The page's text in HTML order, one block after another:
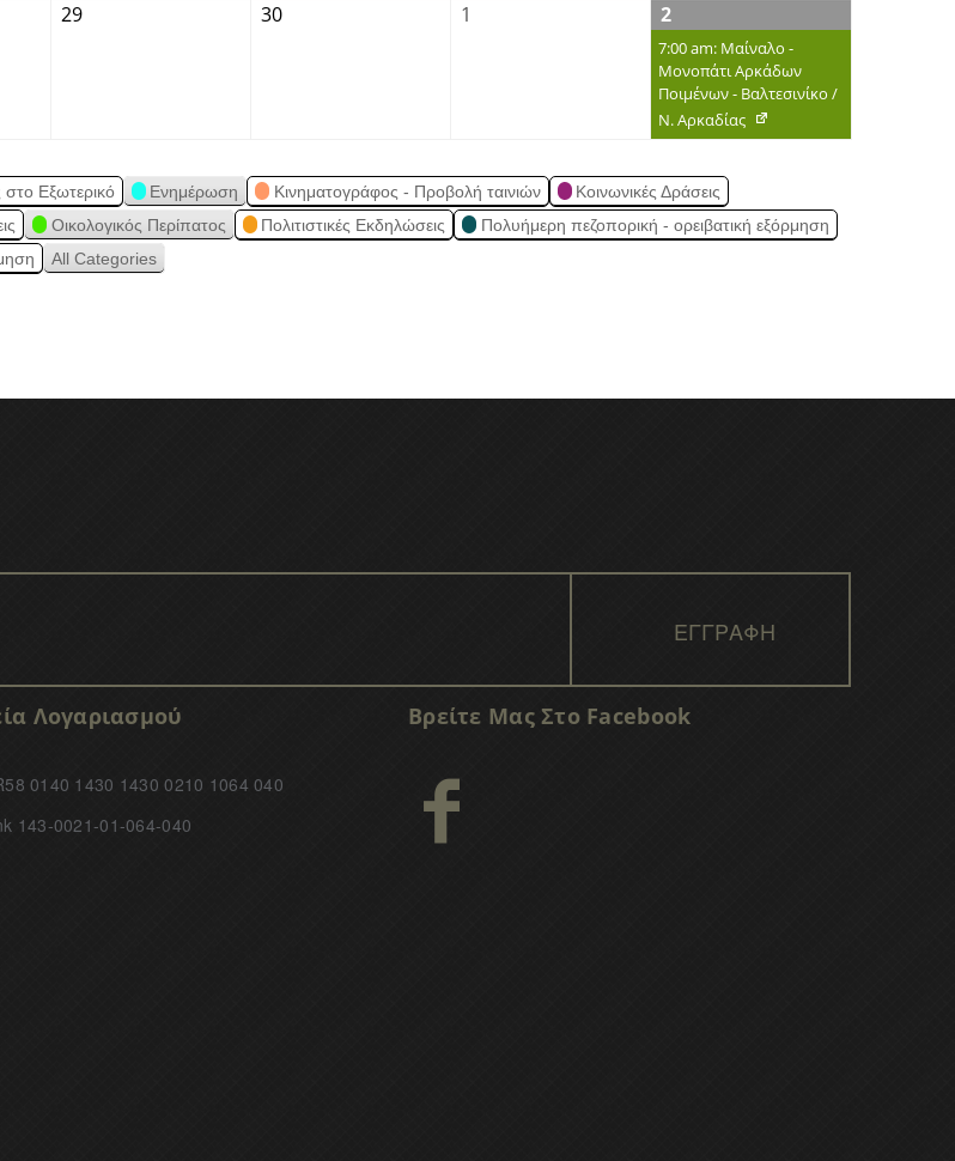
29 30 1 2
7:00 am: Μαίναλο -
Μονοπάτι Αρκάδων
Ποιμένων - Βαλτεσινίκο /
Ν. Αρκαδίας
Εξωτερικό Ενημέρωση Κινηματογράφος - Προβολή ταινιών
Κοινωνικές Δράσεις
Οικολογικός Περίπατος Πολιτιστικές Εκδηλώσεις
Πολυήμερη πεζοπορική - ορειβατική εξόρμηση
All Categories
Λογαριασμού
0140 1430 1430 0210 1064 040
143-0021-01-064-040
Βρείτε Μας Στο Facebook